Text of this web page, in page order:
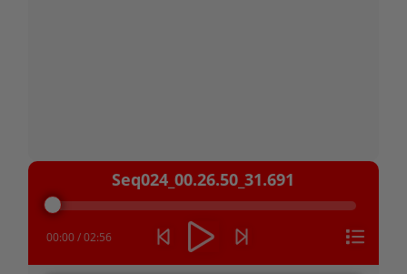
Tocador
áudio
Seq024_00.26.50_31.691
00:00 /02:56